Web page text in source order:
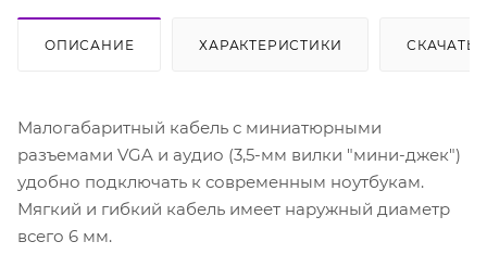
ОПИСАНИЕ ХАРАКТЕРИСТИКИ СКАЧАТЬ
Малогабаритный кабель с миниатюрными
разъемами VGA и аудио (3,5-мм вилки "мини-джек")
удобно подключать к современным ноутбукам.
Мягкий и гибкий кабель имеет наружный диаметр
всего 6 мм.